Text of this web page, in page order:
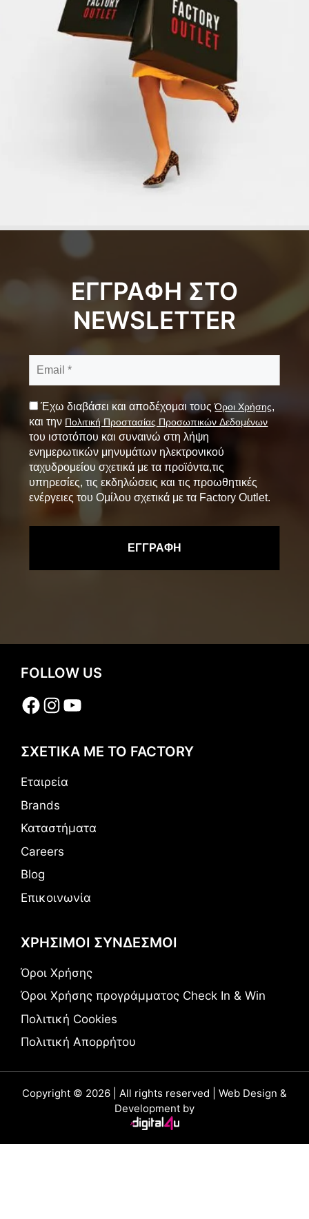
ΕΓΓΡΑΦΗ ΣΤΟ
NEWSLETTER
Έχω διαβάσει και αποδέχομαι τουςΌροι Χρήσης,
και την Πολιτική Προστασίας Προσωπικών Δεδομένων
του ιστοτόπου και συναινώ στη λήψη
ενημερωτικών μηνυμάτων ηλεκτρονικού
ταχυδρομείου σχετικά με τα προϊόντα,τις
υπηρεσίες, τις εκδηλώσεις και τις προωθητικές
ενέργειες του Ομίλου σχετικά με τα Factory Outlet.
FOLLOW US
Facebook
Instagram
YouTube
ΣΧΕΤΙΚΑ ΜΕ ΤΟ FACTORY
Εταιρεία
Brands
Καταστήματα
Careers
Blog
Επικοινωνία
ΧΡΗΣΙΜΟΙ ΣΥΝΔΕΣΜΟΙ
Όροι Χρήσης
Όροι Χρήσης προγράμματος Check In & Win
Πολιτική Cookies
Πολιτική Απορρήτου
Copyright © 2026 | All rights reserved | Web Design &
Development by